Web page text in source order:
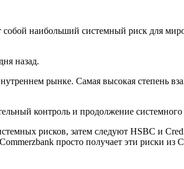
наибольший системный риск для
назад.
рынке. Самая высокая степень
контроль и продолжение
рисков, затем следуют HSBC и
просто получает эти риски